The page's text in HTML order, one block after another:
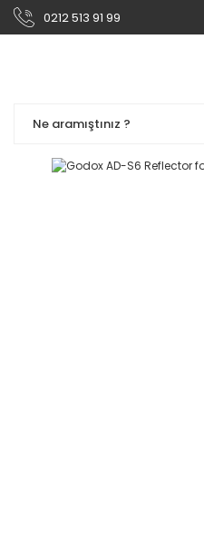
0212 513 91 99